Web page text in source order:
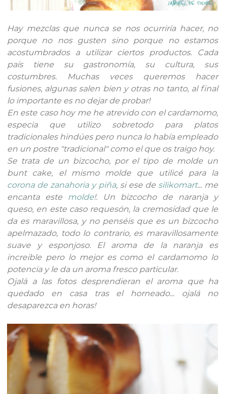
Hay mezclas que nunca se nos ocurriría hacer, no
porque no nos gusten sino porque no estamos
acostumbrados a utilizar ciertos productos. Cada
país tiene su gastronomía, su cultura, sus
costumbres. Muchas veces queremos hacer
fusiones, algunas salen bien y otras no tanto, al final
lo importante es no dejar de probar!
En este caso hoy me he atrevido con el cardamomo,
especia que utilizo sobretodo para platos
tradicionales hindúes pero nunca lo había empleado
en un postre "tradicional" como el que os traigo hoy.
Se trata de un bizcocho, por el tipo de molde un
bunt cake, el mismo molde que utilicé para la
corona de zanahoria y piña, si ese de silikomart... me
encanta este molde!. Un bizcocho de naranja y
queso, en este caso requesón, la cremosidad que le
da es maravillosa, y no penséis que es un bizcocho
apelmazado, todo lo contrario, es maravillosamente
suave y esponjoso. El aroma de la naranja es
increible pero lo mejor es como el cardamomo lo
potencia y le da un aroma fresco particular.
Ojalá a las fotos desprendieran el aroma que ha
quedado en casa tras el horneado... ojalá no
desaparezca en horas!